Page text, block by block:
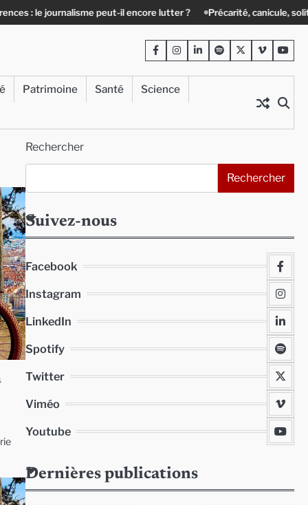
encore lutter ? Précarité, canicule, solitude : quand le lien social
Facebook
Instagram
LinkedInSpotifyTwitterViméo
Patrimoine Santé
Science
Rechercher
Rechercher
Suivez-nous
Facebook
Instagram
LinkedIn
Spotify
Twitter
Viméo
Youtube
Dernières publications